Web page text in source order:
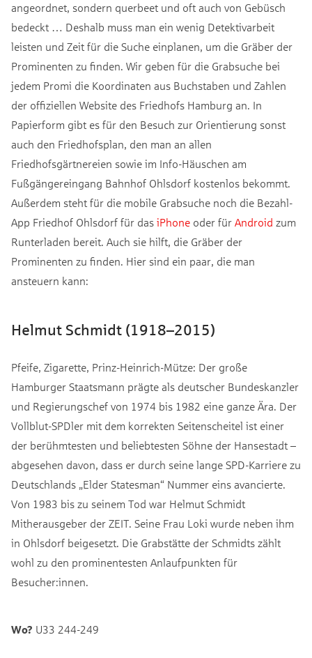
angeordnet, sondern querbeet und oft auch von Gebüsch
bedeckt … Deshalb muss man ein wenig Detektivarbeit
leisten und Zeit für die Suche einplanen, um die Gräber der
Prominenten zu finden. Wir geben für die Grabsuche bei
jedem Promi die Koordinaten aus Buchstaben und Zahlen
der offiziellen Website des Friedhofs Hamburg an. In
Papierform gibt es für den Besuch zur Orientierung sonst
auch den Friedhofsplan, den man an allen
Friedhofsgärtnereien sowie im Info-Häuschen am
Fußgängereingang Bahnhof Ohlsdorf kostenlos bekommt.
Außerdem steht für die mobile Grabsuche noch die Bezahl-
App Friedhof Ohlsdorf für das iPhone oder für Android zum
Runterladen bereit. Auch sie hilft, die Gräber der
Prominenten zu finden. Hier sind ein paar, die man
ansteuern kann:
Helmut Schmidt (1918–2015)
Pfeife, Zigarette, Prinz-Heinrich-Mütze: Der große
Hamburger Staatsmann prägte als deutscher Bundeskanzler
und Regierungschef von 1974 bis 1982 eine ganze Ära. Der
Vollblut-SPDler mit dem korrekten Seitenscheitel ist einer
der berühmtesten und beliebtesten Söhne der Hansestadt –
abgesehen davon, dass er durch seine lange SPD-Karriere zu
Deutschlands „Elder Statesman“ Nummer eins avancierte.
Von 1983 bis zu seinem Tod war Helmut Schmidt
Mitherausgeber der ZEIT. Seine Frau Loki wurde neben ihm
in Ohlsdorf beigesetzt. Die Grabstätte der Schmidts zählt
wohl zu den prominentesten Anlaufpunkten für
Besucher:innen.
Wo? U33 244-249